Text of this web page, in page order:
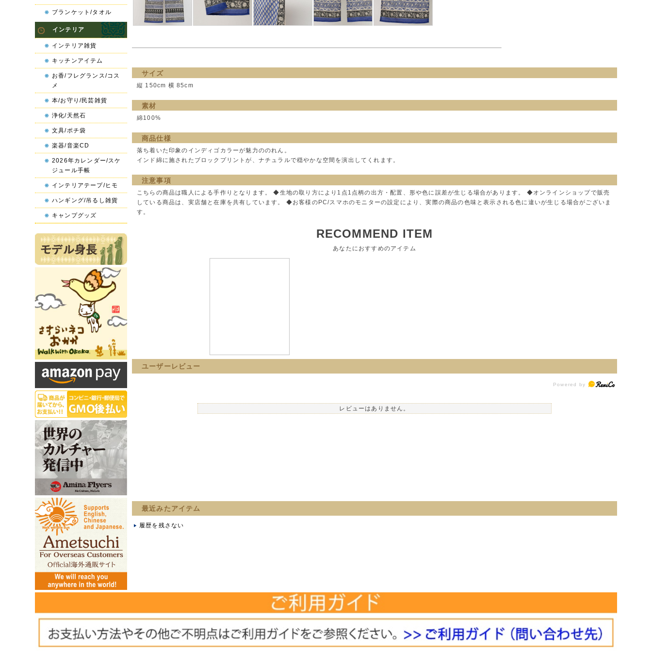
サイズ
縦 150cm 横 85cm
素材
綿100%
商品仕様
落ち着いた印象のインディゴカラーが魅力ののれん。
インド綿に施されたブロックプリントが、ナチュラルで穏やかな空間を演出してくれます。
注意事項
こちらの商品は職人による手作りとなります。 ◆生地の取り方により1点1点柄の出方・配置、形や色に誤差が生じる場合があります。 ◆オンラインショップで販売
している商品は、実店舗と在庫を共有しています。 ◆お客様のPC/スマホのモニターの設定により、実際の商品の色味と表示される色に違いが生じる場合がございま
す。
RECOMMEND ITEM
あなたにおすすめのアイテム
ユーザーレビュー
レビューはありません。
最近みたアイテム
履歴を残さない
ブランケット/タオル
インテリア
インテリア雑貨
キッチンアイテム
お香/フレグランス/コス
メ
本/お守り/民芸雑貨
浄化/天然石
文具/ポチ袋
楽器/音楽CD
2026年カレンダー/スケ
ジュール手帳
インテリアテープ/ヒモ
ハンギング/吊るし雑貨
キャンプグッズ